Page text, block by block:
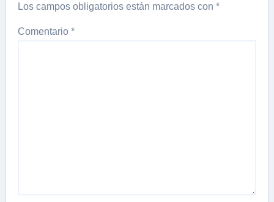
Los campos obligatorios están marcados con*
Comentario*